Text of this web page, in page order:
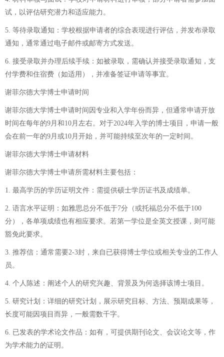
试，以评估研究潜力和适应能力。
5. 等待录取通知：学校根据申请者的综合表现进行评估，并发布录取
通知，通常通过电子邮件或邮寄方式发送。
6. 接受录取并办理后续手续：如被录取，需确认并接受录取通知，支
付学费和住宿费（如适用），并准备签证申请等事宜。
谢菲尔德大学博士申请时间
谢菲尔德大学博士申请时间因专业和入学年份而异，但通常申请开放
时间在每年的9月和10月左右。对于2024年入学的博士项目，申请一般
会在前一年的9月或10月开始，并可能持续至次年的一定时间。
谢菲尔德大学博士申请材料
谢菲尔德大学博士申请所需材料主要包括：
1. 最高学历的学历证明文件：需提供硕士学历证书及成绩单。
2. 语言水平证明：如雅思总分不低于7分（或托福总分不低于100
分），各单项成绩也有相应要求。若第一学位是全英文授课，则可能
豁免此要求。
3. 推荐信：通常需要2-3封，来自已获得博士学位或相关专业的工作人
员。
4. 个人陈述：阐述个人的研究兴趣、背景及为何选择该博士项目。
5. 研究计划：详细的研究计划，展示研究目标、方法、预期成果等，
长度可能因项目而异，一般需数千字。
6. 已发表的学术论文作品：如有，可提供期刊论文、会议论文等，作
为学术能力的证明。